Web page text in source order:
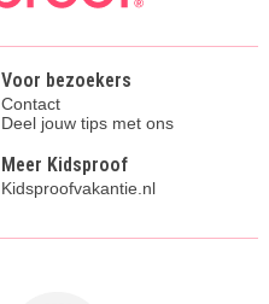
Voor bezoekers
Contact
Deel jouw tips met ons
Meer Kidsproof
Kidsproofvakantie.nl